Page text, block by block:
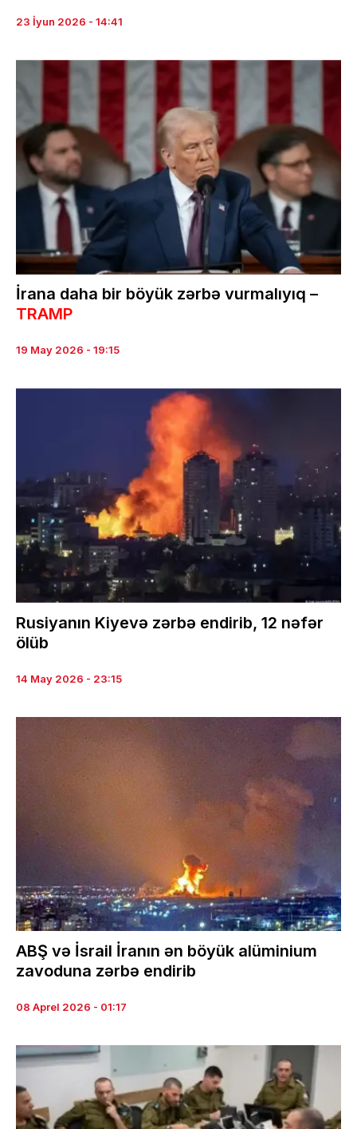
23 İyun 2026 - 14:41
İrana daha bir böyük zərbə vurmalıyıq –
TRAMP
19 May 2026 - 19:15
Rusiyanın Kiyevə zərbə endirib, 12 nəfər
ölüb
14 May 2026 - 23:15
ABŞ və İsrail İranın ən böyük alüminium
zavoduna zərbə endirib
08 Aprel 2026 - 01:17